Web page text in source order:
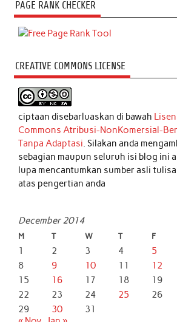
PAGE RANK CHECKER
CREATIVE COMMONS LICENSE
ciptaan disebarluaskan di bawah
Commons Atribusi-NonKomersial-
Tanpa Adaptasi. Silakan anda
sebagian maupun seluruh isi blog ini
lupa mencantumkan sumber asli
atas pengertian anda
December 2014
M T W T F
1 2 3 4 5
8
9 10 11 12
15
16 17 18 19
22
23 24 25 26
29
30
31